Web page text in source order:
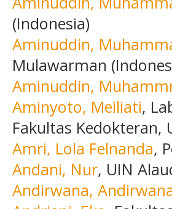
(Indonesia)
Aminuddin,
Mulawarman
Aminuddin,
Aminyoto, Meiliati,
Fakultas Kedokteran,
Amri, Lola Felnanda,
Andani, Nur, UIN
Andirwana,